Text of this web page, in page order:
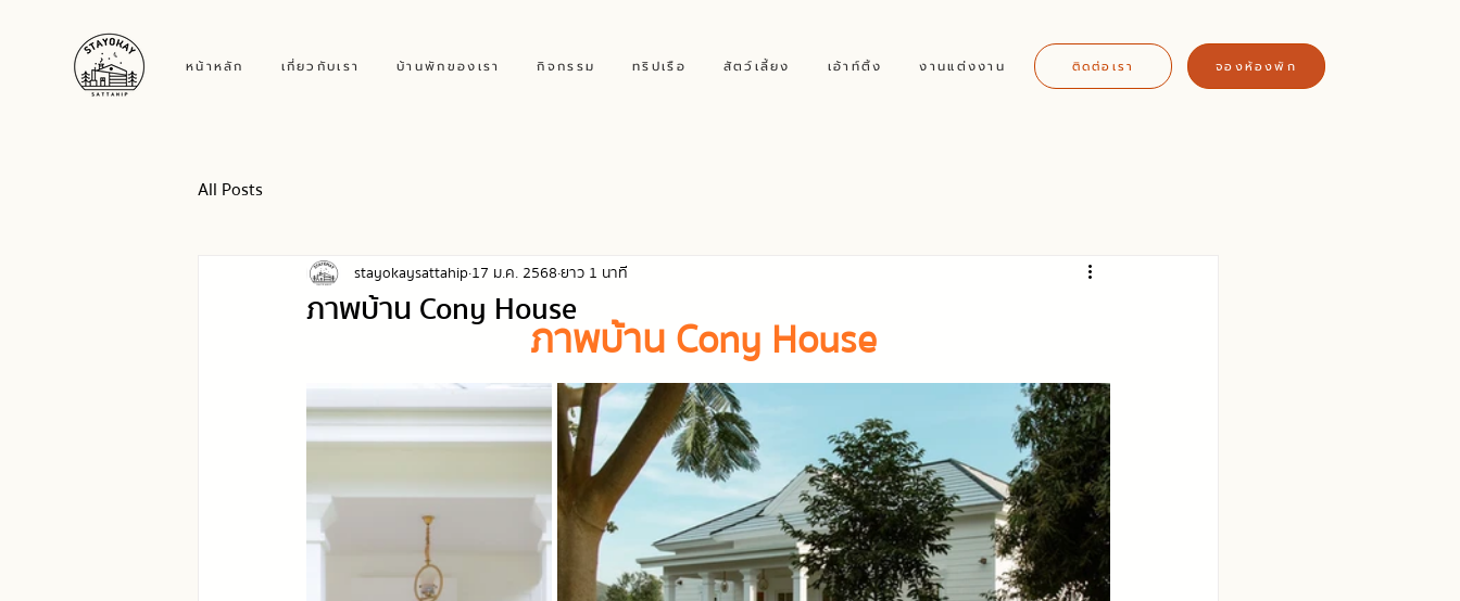
หน้าหลัก เกี่ยวกับเรา บ้านพักของเรา กิจกรรม ทริปเรือ สัตว์เลี้ยง เอ้าท์ติ้ง งานแต่งงาน ติดต่อเรา จองห้องพัก
All Posts
ภาพบ้าน Cony House
stayokaysattahip 17 ม.ค. 2568ยาว 1 นาที
ภาพบ้าน Cony House